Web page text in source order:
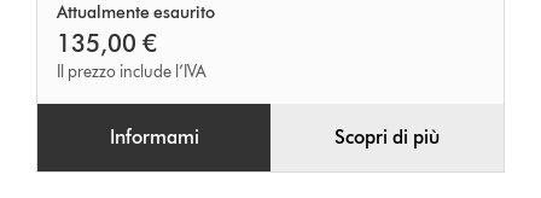
Attualmente esaurito
135,00 €
Il prezzo include l’IVA
Informami Scopri di più